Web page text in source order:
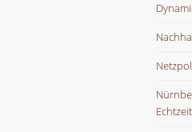
Echtzeit